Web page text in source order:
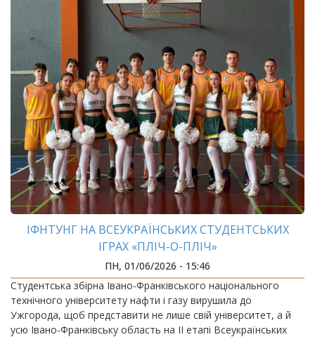
ІФНТУНГ НА ВСЕУКРАЇНСЬКИХ СТУДЕНТСЬКИХ
ІГРАХ «ПЛІЧ-О-ПЛІЧ»
ПН, 01/06/2026 - 15:46
Студентська збірна Івано-Франківського національного
технічного університету нафти і газу вирушила до
Ужгорода, щоб представити не лише свій університет, а й
усю Івано-Франківську область на ІІ етапі Всеукраїнських